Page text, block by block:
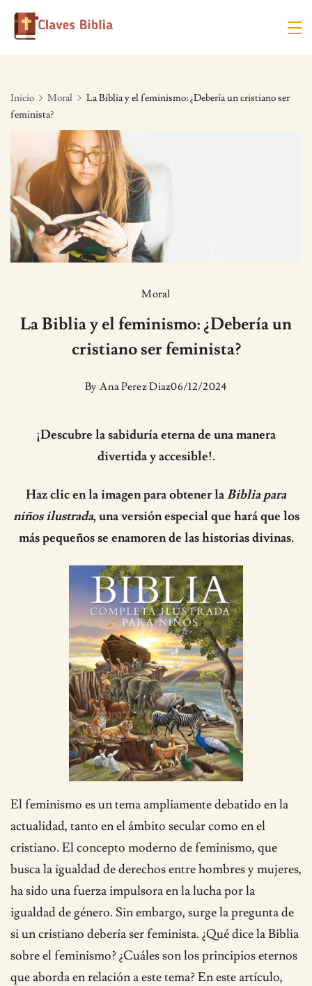
Skip
Inicio Moral
La Biblia y el feminismo: ¿Debería un cristiano ser
feminista?
Moral
La Biblia y el feminismo: ¿Debería un
cristiano ser feminista?
By Ana Perez Diaz06/12/2024
¡Descubre la sabiduría eterna de una manera
divertida y accesible!.
Haz clic en la imagen para obtener laBiblia para
niños ilustrada, una versión especial que hará que los
más pequeños se enamoren de las historias divinas.
El feminismo es un tema ampliamente debatido en la
actualidad, tanto en el ámbito secular como en el
cristiano. El concepto moderno de feminismo, que
busca la igualdad de derechos entre hombres y mujeres,
ha sido una fuerza impulsora en la lucha por la
igualdad de género. Sin embargo, surge la pregunta de
si un cristiano debería ser feminista. ¿Qué dice la Biblia
sobre el feminismo? ¿Cuáles son los principios eternos
que aborda en relación a este tema? En este artículo,